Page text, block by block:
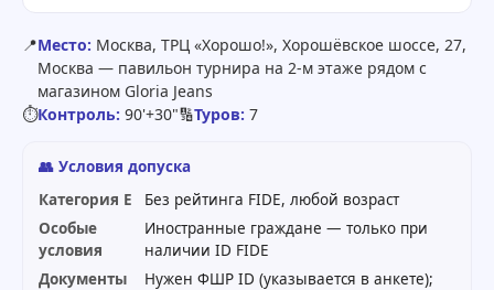
📍Место: Москва, ТРЦ «Хорошо!», Хорошёвское шоссе, 27,
Москва — павильон турнира на 2-м этаже рядом с
магазином Gloria Jeans
⏱Контроль: 90'+30"🔢Туров: 7
👥 Условия допуска
Категория E
Без рейтинга FIDE, любой возраст
Особые
условия
Иностранные граждане — только при
наличии ID FIDE
Документы
Нужен ФШР ID (указывается в анкете);